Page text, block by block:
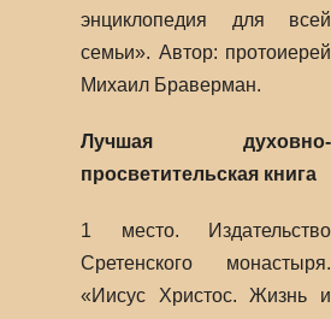
энциклопедия для всей
семьи». Автор: протоиерей
Михаил Браверман.
Лучшая духовно-
просветительская книга
1 место. Издательство
Сретенского монастыря.
«Иисус Христос. Жизнь и